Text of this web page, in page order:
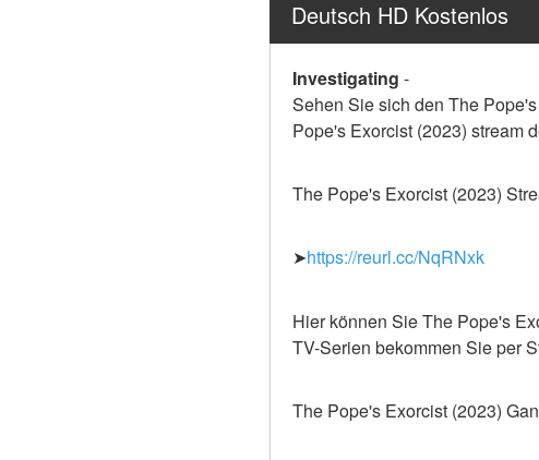
Deutsch HD Kostenlos
Investigating -
Sehen Sie sich den The
Pope's Exorcist (2023) stream
The Pope's Exorcist (2023)
➤https://reurl.cc/NqRNxk
Hier können Sie The Pope's
TV-Serien bekommen Sie per
The Pope's Exorcist (2023)